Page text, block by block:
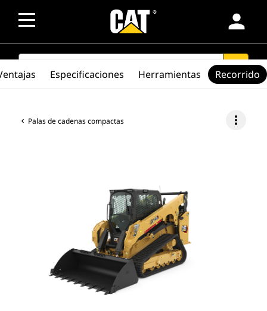
person
SEARCH search
Palas de cadenas compactas more_vert
Especificaciones Herramientas Recorrido